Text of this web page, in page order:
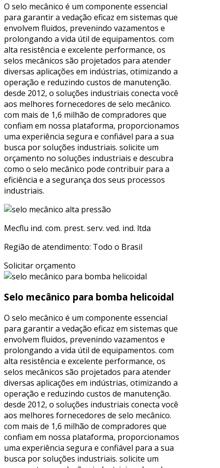
O selo mecânico é um componente essencial
para garantir a vedação eficaz em sistemas que
envolvem fluidos, prevenindo vazamentos e
prolongando a vida útil de equipamentos. com
alta resistência e excelente performance, os
selos mecânicos são projetados para atender
diversas aplicações em indústrias, otimizando a
operação e reduzindo custos de manutenção.
desde 2012, o soluções industriais conecta você
aos melhores fornecedores de selo mecânico.
com mais de 1,6 milhão de compradores que
confiam em nossa plataforma, proporcionamos
uma experiência segura e confiável para a sua
busca por soluções industriais. solicite um
orçamento no soluções industriais e descubra
como o selo mecânico pode contribuir para a
eficiência e a segurança dos seus processos
industriais.
Mecflu ind. com. prest. serv. ved. ind. ltda
Região de atendimento: Todo o Brasil
Solicitar orçamento
Selo mecânico para bomba helicoidal
O selo mecânico é um componente essencial
para garantir a vedação eficaz em sistemas que
envolvem fluidos, prevenindo vazamentos e
prolongando a vida útil de equipamentos. com
alta resistência e excelente performance, os
selos mecânicos são projetados para atender
diversas aplicações em indústrias, otimizando a
operação e reduzindo custos de manutenção.
desde 2012, o soluções industriais conecta você
aos melhores fornecedores de selo mecânico.
com mais de 1,6 milhão de compradores que
confiam em nossa plataforma, proporcionamos
uma experiência segura e confiável para a sua
busca por soluções industriais. solicite um